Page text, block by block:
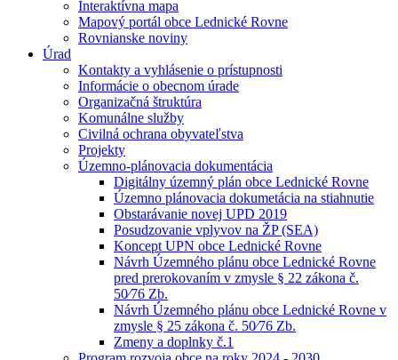
Interaktívna mapa
Mapový portál obce Lednické Rovne
Rovnianske noviny
Úrad
Kontakty a vyhlásenie o prístupnosti
Informácie o obecnom úrade
Organizačná štruktúra
Komunálne služby
Civilná ochrana obyvateľstva
Projekty
Územno-plánovacia dokumentácia
Digitálny územný plán obce Lednické Rovne
Územno plánovacia dokumetácia na stiahnutie
Obstarávanie novej UPD 2019
Posudzovanie vplyvov na ŽP (SEA)
Koncept UPN obce Lednické Rovne
Návrh Územného plánu obce Lednické Rovne
pred prerokovaním v zmysle § 22 zákona č.
50⁄76 Zb.
Návrh Územného plánu obce Lednické Rovne v
zmysle § 25 zákona č. 50⁄76 Zb.
Zmeny a doplnky č.1